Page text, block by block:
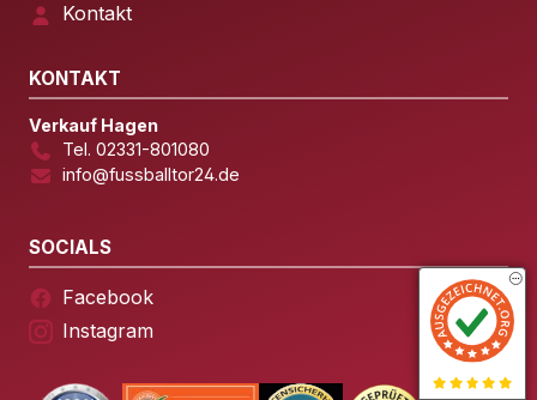
Kontakt
KONTAKT
Verkauf Hagen
Tel. 02331-801080
info@fussballtor24.de
SOCIALS
Facebook
Instagram